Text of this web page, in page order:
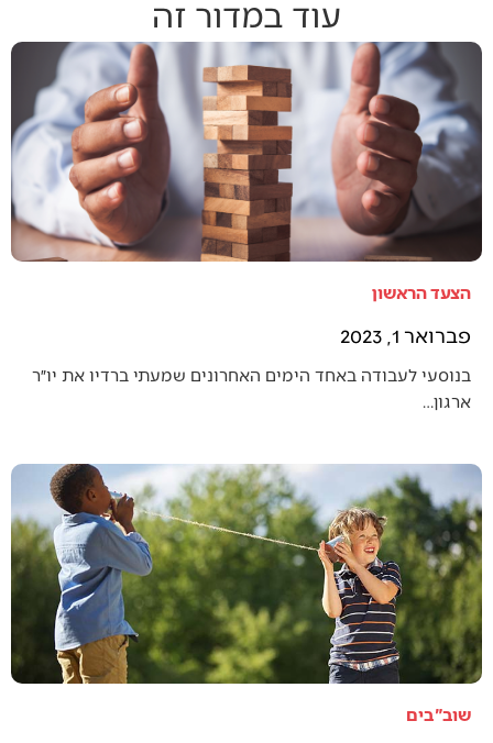
עוד במדור זה
הצעד הראשון
פברואר 1, 2023
בנוסעי לעבודה באחד הימים האחרונים שמעתי ברדיו את יו״ר
ארגון…
שוב"בים